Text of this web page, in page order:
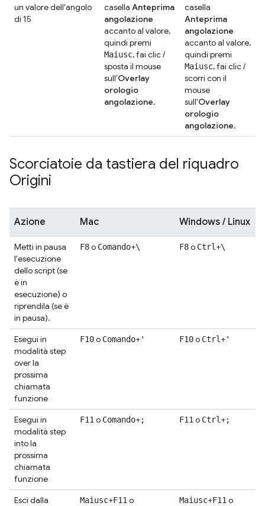
un valore dell'angolo
di 15
casella Anteprima
angolazione
accanto al valore,
quindi premi
Maiusc, fai clic /
sposta il mouse
sull'Overlay
orologio
angolazione.
casella
Anteprima
angolazione
accanto al valore,
quindi premi
Maiusc, fai clic /
scorri con il
mouse
sull'Overlay
orologio
angolazione.
Scorciatoie da tastiera del riquadro
Origini
Azione Mac Windows / Linux
Metti in pausa
l'esecuzione
dello script (se
è in
esecuzione) o
riprendila (se è
in pausa).
F8o Comando+\ F8o Ctrl +\
Esegui in
modalità step
over la
prossima
chiamata
funzione
F10o Comando+' F10o Ctrl +'
Esegui in
modalità step
into la
prossima
chiamata
funzione
F11 o Comando+; F11 o Ctrl +;
Esci dalla
Maiusc+F11 o Maiusc+F11 o